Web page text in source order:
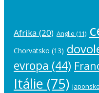
Afrika (20) Anglie (11)
Chorvatsko (13)
evropa (44)
Itálie (75) japonsko